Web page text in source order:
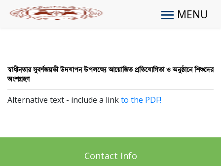
MENU
স্বাধীনতার সুবর্ণজয়ন্তী উদযাপন উপলক্ষ্যে আয়োজিত প্রতিযোগিতা ও অনুষ্ঠানে শিশুদের
অংশগ্রহণ
Alternative text - include a linkto the PDF!
Contact Info